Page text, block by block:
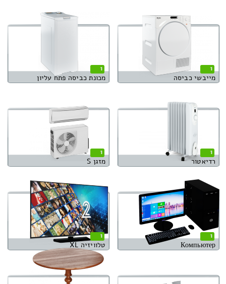
1
מייבשי כביסה
1
מכונת כביסה פתח עליון
1
רדיאטור
1
מזגן S
1
Компьютер
1
טלוויזיה XL